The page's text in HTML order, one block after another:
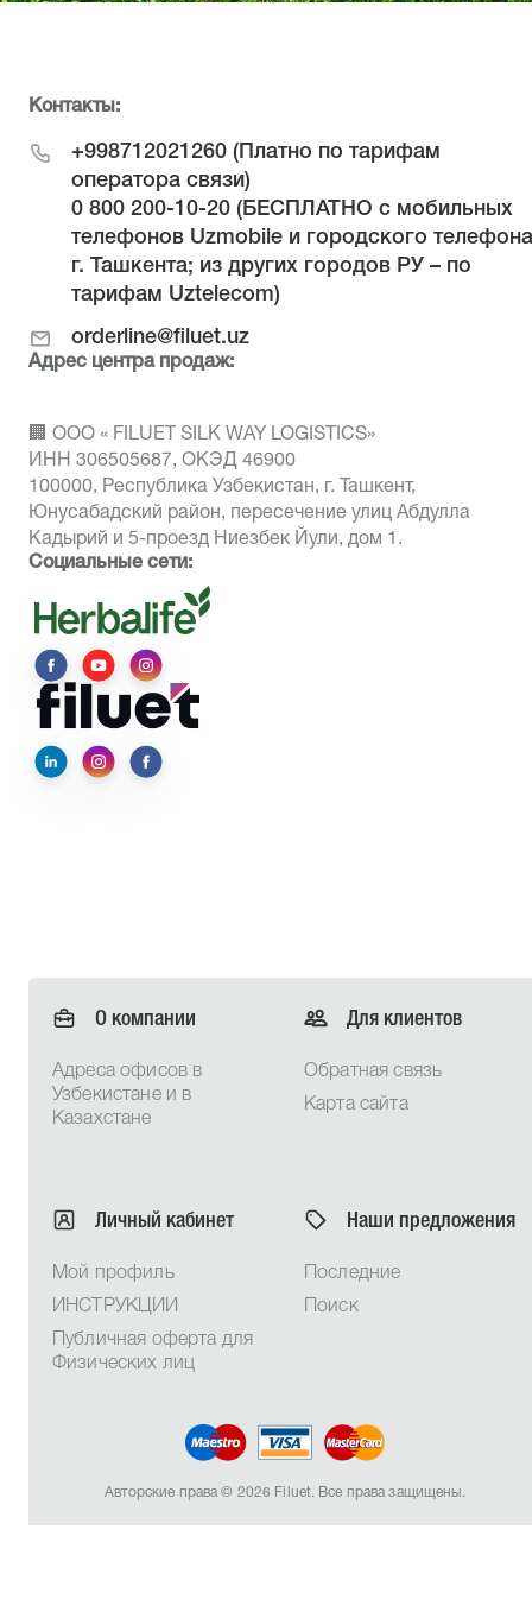
Контакты:
+998712021260 (Платно по тарифам
оператора связи)
0 800 200-10-20 (БЕСПЛАТНО с мобильных
телефонов Uzmobile и городского телефона
г. Ташкента; из других городов РУ – по
тарифам Uztelecom)
orderline@filuet.uz
Адрес центра продаж:
🏢 ООО « FILUET SILK WAY LOGISTICS»
ИНН 306505687, ОКЭД 46900
100000, Республика Узбекистан, г. Ташкент,
Юнусабадский район, пересечение улиц Абдулла
Кадырий и 5-проезд Ниезбек Йули, дом 1.
Социальные сети:
О компании
Адреса офисов в
Узбекистане и в
Казахстане
Для клиентов
Обратная связь
Карта сайта
Личный кабинет
Мой профиль
ИНСТРУКЦИИ
Публичная оферта для
Физических лиц
Наши предложения
Последние
Поиск
Авторские права © 2026 Filuet. Все права защищены.